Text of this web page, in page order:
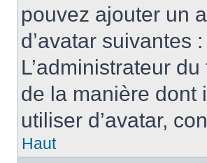
pouvez ajouter un
d’avatar suivantes
L’administrateur
de la manière dont
utiliser d’avatar,
Haut